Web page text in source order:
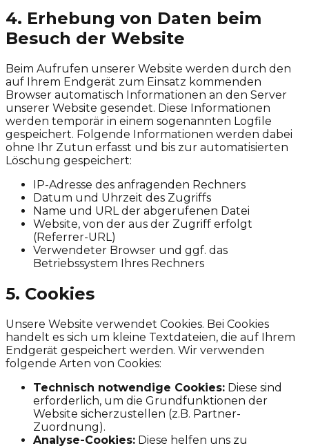
4. Erhebung von Daten beim
Besuch der Website
Beim Aufrufen unserer Website werden durch den
auf Ihrem Endgerät zum Einsatz kommenden
Browser automatisch Informationen an den Server
unserer Website gesendet. Diese Informationen
werden temporär in einem sogenannten Logfile
gespeichert. Folgende Informationen werden dabei
ohne Ihr Zutun erfasst und bis zur automatisierten
Löschung gespeichert:
IP-Adresse des anfragenden Rechners
Datum und Uhrzeit des Zugriffs
Name und URL der abgerufenen Datei
Website, von der aus der Zugriff erfolgt
(Referrer-URL)
Verwendeter Browser und ggf. das
Betriebssystem Ihres Rechners
5. Cookies
Unsere Website verwendet Cookies. Bei Cookies
handelt es sich um kleine Textdateien, die auf Ihrem
Endgerät gespeichert werden. Wir verwenden
folgende Arten von Cookies:
Technisch notwendige Cookies: Diese sind
erforderlich, um die Grundfunktionen der
Website sicherzustellen (z.B. Partner-
Zuordnung).
Analyse-Cookies: Diese helfen uns zu